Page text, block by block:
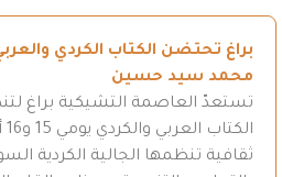
براغ تحتضن الكتاب الكردي
محمد سيد حسين
تستعدّ العاصمة التشيكية براغ
ثقافية تنظمها الجالية الكردية